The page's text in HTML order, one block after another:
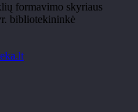
formavimo skyriaus
bibliotekininkė